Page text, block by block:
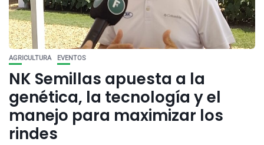
AGRICULTURA EVENTOS
NK Semillas apuesta a la
genética, la tecnología y el
manejo para maximizar los
rindes